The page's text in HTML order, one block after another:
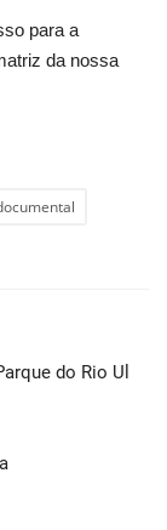
para a
da nossa
do Rio Ul